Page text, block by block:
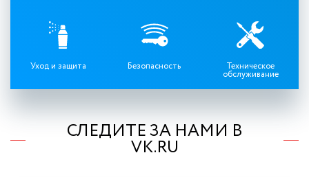
Уход и защита Безопасность Техническое
обслуживание
СЛЕДИТЕ ЗА НАМИ В
VK.RU